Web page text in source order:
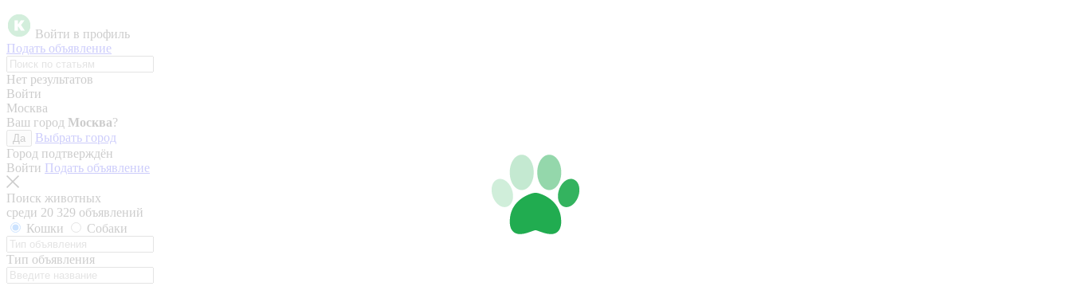
Войти в профиль
Подать объявление
Нет результатов
Войти
Москва
Ваш город Москва?
Да
Выбрать город
Город подтверждён
Войти Подать объявление
Поиск животных
среди 20 329 объявлений
Кошки
Собаки
Тип объявления